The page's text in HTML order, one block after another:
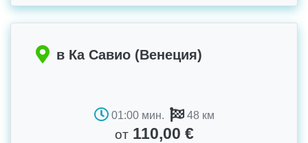
в Ка Савио (Венеция)
01:00 мин. 48 км
от 110,00 €